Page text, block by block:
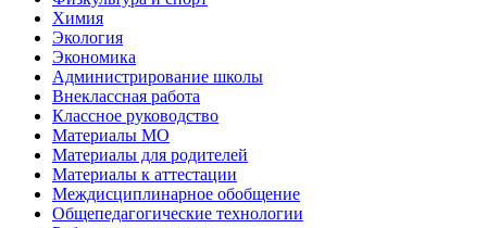
Химия
Экология
Экономика
Администрирование школы
Внеклассная работа
Классное руководство
Материалы МО
Материалы для родителей
Материалы к аттестации
Междисциплинарное обобщение
Общепедагогические технологии